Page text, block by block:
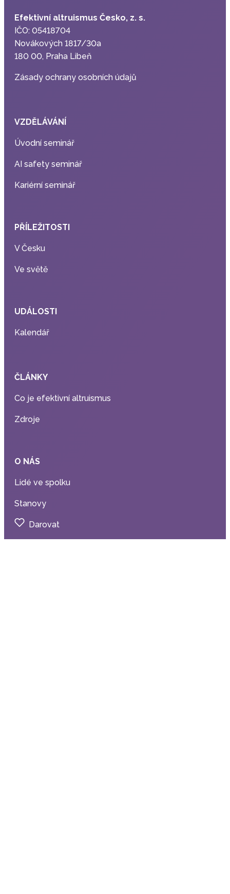
Efektivní altruismus Česko, z. s.
IČO: 05418704
Novákových 1817/30a
180 00, Praha Libeň
Zásady ochrany osobních údajů
VZDĚLÁVÁNÍ
Úvodní seminář
AI safety seminář
Kariérní seminář
PŘÍLEŽITOSTI
V Česku
Ve světě
UDÁLOSTI
Kalendář
ČLÁNKY
Co je efektivní altruismus
Zdroje
O NÁS
Lidé ve spolku
Stanovy
Darovat